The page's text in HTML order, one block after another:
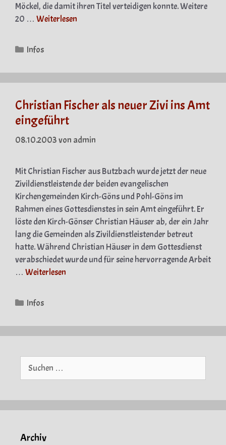
Möckel, die damit ihren Titel verteidigen konnte. Weitere
20 … Weiterlesen
Kategorien
Infos
Christian Fischer als neuer Zivi ins Amt
eingeführt
08.10.2003von admin
Mit Christian Fischer aus Butzbach wurde jetzt der neue
Zivildienstleistende der beiden evangelischen
Kirchengemeinden Kirch-Göns und Pohl-Göns im
Rahmen eines Gottesdienstes in sein Amt eingeführt. Er
löste den Kirch-Gönser Christian Häuser ab, der ein Jahr
lang die Gemeinden als Zivildienstleistender betreut
hatte. Während Christian Häuser in dem Gottesdienst
verabschiedet wurde und für seine hervorragende Arbeit
… Weiterlesen
Kategorien
Infos
Archiv